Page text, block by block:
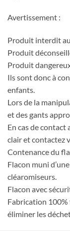
Avertissement :
Produit interdit
Produit
Produit
Ils sont donc à
enfants.
Lors de la
et des gants
En cas de contact
clair et contactez
Contenance du
Flacon muni
cléaromiseurs.
Flacon avec
Fabrication 100%
éliminer les